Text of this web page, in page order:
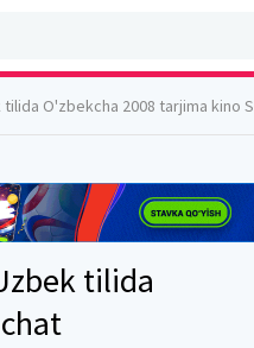
2008 tarjima kino SD skachat
tilida